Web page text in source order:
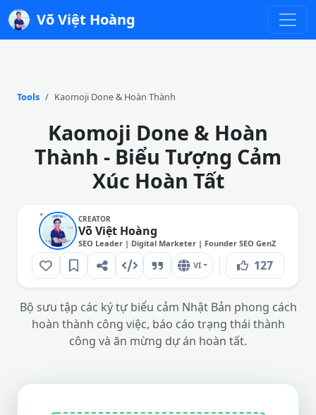
Võ Việt Hoàng
Tools Kaomoji Done & Hoàn Thành
Kaomoji Done & Hoàn
Thành - Biểu Tượng Cảm
Xúc Hoàn Tất
CREATOR
Võ Việt Hoàng
SEO Leader | Digital Marketer | Founder SEO GenZ
VI 127
Bộ sưu tập các ký tự biểu cảm Nhật Bản phong cách
hoàn thành công việc, báo cáo trạng thái thành
công và ăn mừng dự án hoàn tất.